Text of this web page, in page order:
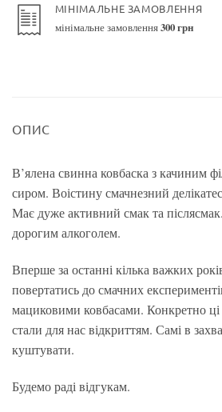
МІНІМАЛЬНЕ ЗАМОВЛЕННЯ
мінімальне замовлення300 грн
ОПИС
В’ялена свинна ковбаска з качиним
сиром. Воістину смачнезний
Має дуже активний смак та
дорогим алкоголем.
Вперше за останні кілька важких
повертатись до смачних
мациковими ковбасами. Конкретно ці
стали для нас відкриттям. Самі в
куштувати.
Будемо раді відгукам.